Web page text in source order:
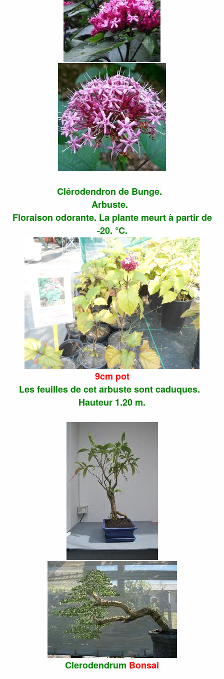
Clérodendron de Bunge.
Arbuste.
Floraison odorante. La plante meurt à partir de
-20. °C.
9cm pot
Les feuilles de cet arbuste sont caduques.
Hauteur 1.20 m.
Clerodendrum Bonsai